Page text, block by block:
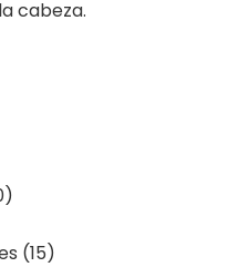
cabeza.
(15)